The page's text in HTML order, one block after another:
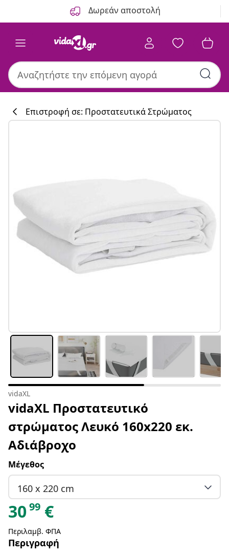
Δωρεάν αποστολή
Επιστροφή σε: Προστατευτικά Στρώματος
vidaXL
vidaXL Προστατευτικό
στρώματος Λευκό 160x220 εκ.
Αδιάβροχο
Μέγεθος
160 x 220 cm
3099 €
Περιλαμβ. ΦΠΑ
Περιγραφή